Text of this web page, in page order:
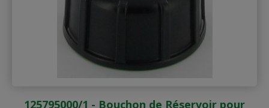
125795000/1 - Bouchon de Réservoir pour